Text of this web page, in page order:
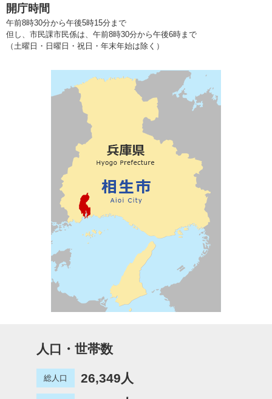
開庁時間
午前8時30分から午後5時15分まで
但し、市民課市民係は、午前8時30分から午後6時まで
（土曜日・日曜日・祝日・年末年始は除く）
人口・世帯数
総人口 26,349人